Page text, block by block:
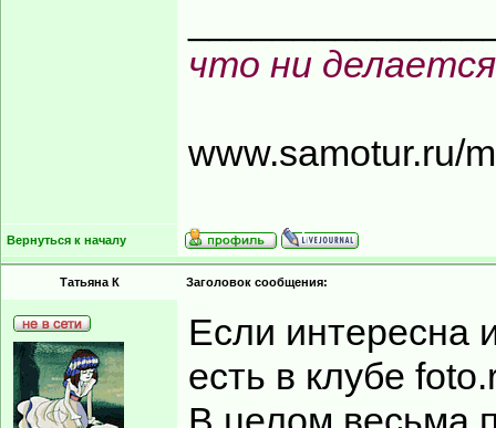
что ни
www.samotur.ru/
Вернуться к началу
Татьяна К Заголовок сообщения:
Если интересна
есть в клубе